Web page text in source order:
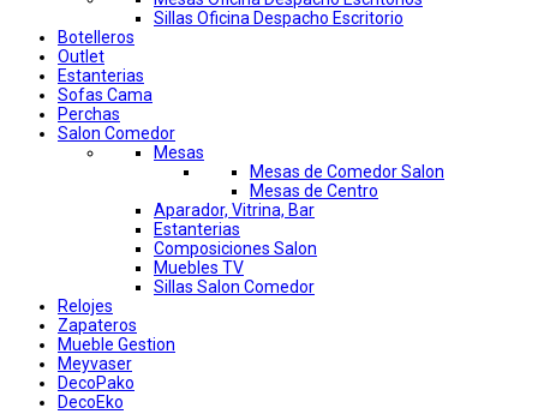
Sillas Oficina Despacho Escritorio
Botelleros
Outlet
Estanterias
Sofas Cama
Perchas
Salon Comedor
Mesas
Mesas de Comedor Salon
Mesas de Centro
Aparador, Vitrina, Bar
Estanterias
Composiciones Salon
Muebles TV
Sillas Salon Comedor
Relojes
Zapateros
Mueble Gestion
Meyvaser
DecoPako
DecoEko